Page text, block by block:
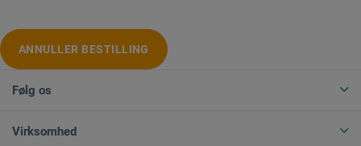
ANNULLER BESTILLING
Følg os
Virksomhed